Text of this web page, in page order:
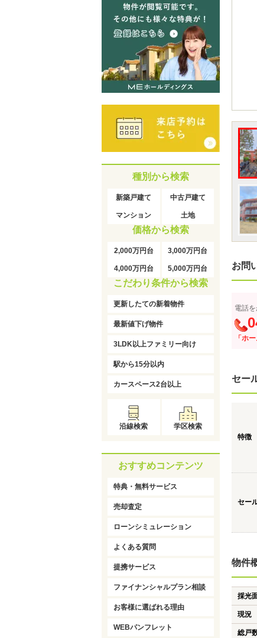
お問
電話を
「ホ
セー
特徴
セー
物件
採光
現況
総戸
種別から検索
新築戸建て 中古戸建て
マンション 土地
価格から検索
2,000万円台 3,000万円台
4,000万円台 5,000万円台
こだわり条件から検索
更新したての新着物件
最新値下げ物件
3LDK以上ファミリー向け
駅から15分以内
カースペース2台以上
沿線検索 学区検索
おすすめコンテンツ
特典・無料サービス
売却査定
ローンシミュレーション
よくある質問
提携サービス
ファイナンシャルプラン相談
お客様に選ばれる理由
WEBパンフレット